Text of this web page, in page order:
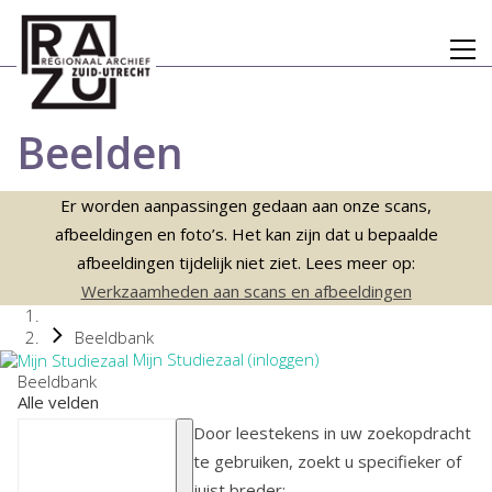
Beelden
Er worden aanpassingen gedaan aan onze scans,
afbeeldingen en foto’s. Het kan zijn dat u bepaalde
afbeeldingen tijdelijk niet ziet. Lees meer op:
Werkzaamheden aan scans en afbeeldingen
Beeldbank
Mijn Studiezaal (inloggen)
Beeldbank
Alle velden
Door leestekens in uw zoekopdracht
te gebruiken, zoekt u specifieker of